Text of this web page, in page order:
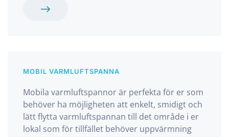
MOBIL VARMLUFTSPANNA
Mobila varmluftspannor är perfekta för er som
behöver ha möjligheten att enkelt, smidigt och
lätt flytta varmluftspannan till det område i er
lokal som för tillfället behöver uppvärmning